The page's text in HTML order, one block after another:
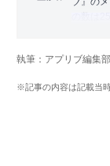
の数は
化アプ
スマホ
執筆：アプリブ編集部
※記事の内容は記載当